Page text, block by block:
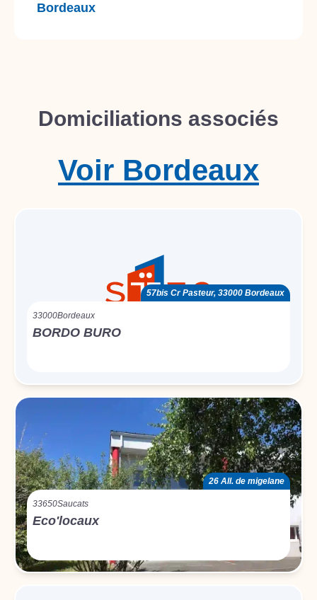
Bordeaux
Domiciliations associés
Bordeaux
Voir
57bis Cr Pasteur, 33000 Bordeaux
33000Bordeaux
BORDO BURO
26 All. de migelane
33650Saucats
Eco'locaux